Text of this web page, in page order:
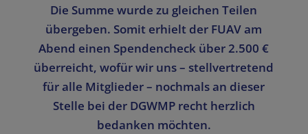
Die Summe wurde zu gleichen Teilen
übergeben. Somit erhielt der FUAV am
Abend einen Spendencheck über 2.500 €
überreicht, wofür wir uns – stellvertretend
für alle Mitglieder – nochmals an dieser
Stelle bei der DGWMP recht herzlich
bedanken möchten.